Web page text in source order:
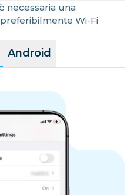
Android
necessaria una
Wi-Fi